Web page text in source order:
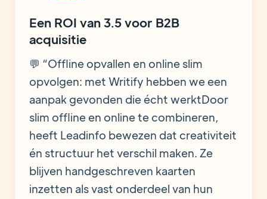
Een ROI van 3.5 voor B2B
acquisitie
💬 “Offline opvallen en online slim
opvolgen: met Writify hebben we een
aanpak gevonden die écht werktDoor
slim offline en online te combineren,
heeft Leadinfo bewezen dat creativiteit
én structuur het verschil maken. Ze
blijven handgeschreven kaarten
inzetten als vast onderdeel van hun